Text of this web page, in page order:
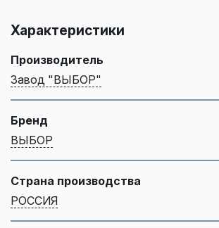
Характеристики
Производитель
Завод "ВЫБОР"
Бренд
ВЫБОР
Страна производства
РОССИЯ